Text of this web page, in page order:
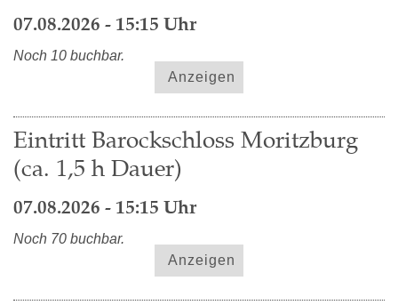
07.08.2026 - 15:15 Uhr
Noch 10 buchbar.
Anzeigen
Eintritt Barockschloss Moritzburg
(ca. 1,5 h Dauer)
07.08.2026 - 15:15 Uhr
Noch 70 buchbar.
Anzeigen